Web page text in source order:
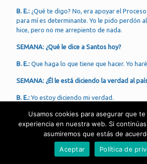
B. E.: ¿Qué te digo? No, era apoyar el
para mí es determinante. Yo le pido perdón
hice, pero no me arrepiento de nada.
SEMANA: ¿Qué le dice a Santos hoy?
B. E.: Que haga lo que tiene que hacer. Yo
SEMANA: ¿Él le está diciendo la verdad al
B. E.:Yo estoy diciendo mi verdad.
SEMANA: ¿Y la verdad de Santos?
Que diga si lo que yo estoy diciendo
si lo que Martorelli dijo sucedió o no sucedió,
Prieto o no lo sabía.
Usamos cookies para asegurar que
experiencia en nuestra web. Si
asumiremos que estás de
Aceptar
Política de